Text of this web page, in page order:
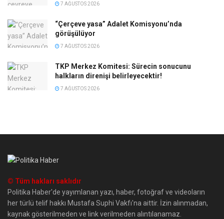
7 AĞUSTOS 2026
“Çerçeve yasa” Adalet Komisyonu’nda
görüşülüyor
7 AĞUSTOS 2026
TKP Merkez Komitesi: Sürecin sonucunu
halkların direnişi belirleyecektir!
7 AĞUSTOS 2026
© Tüm hakları saklıdır
Politika Haber'de yayımlanan yazı, haber, fotoğraf ve videoların
her türlü telif hakkı Mustafa Suphi Vakfı'na aittir. İzin alınmadan,
kaynak gösterilmeden ve link verilmeden alıntılanamaz.